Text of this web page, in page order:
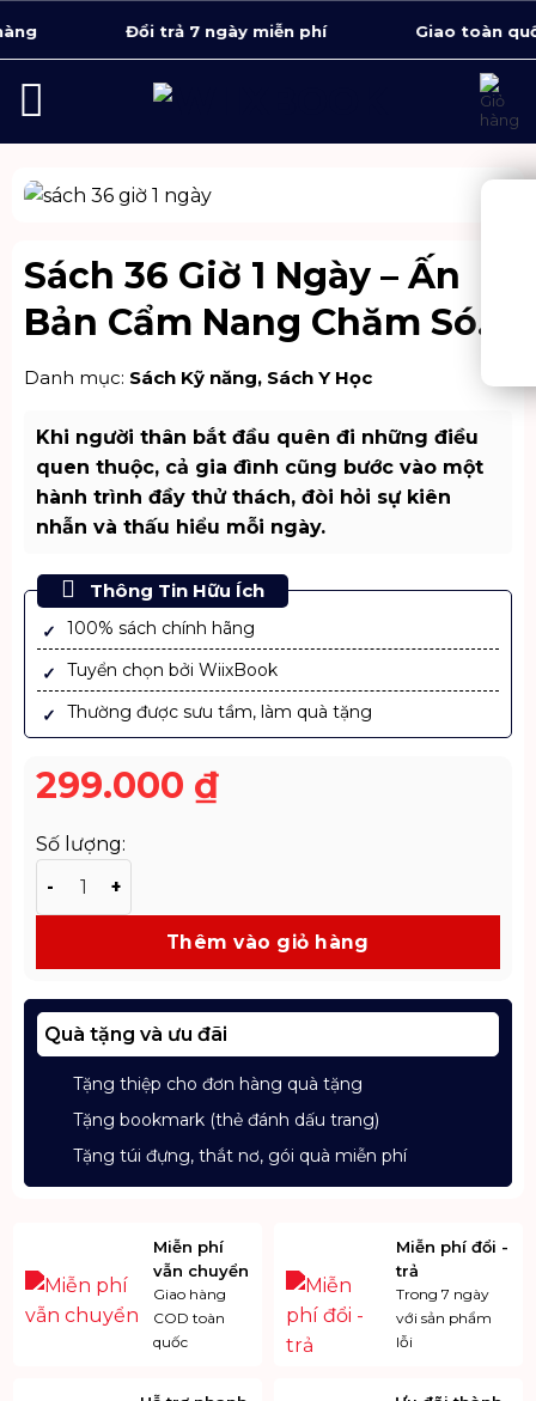
qua
Đổi trả 7 ngày miễn phí Giao toàn quốc 1
Sách 36 Giờ 1 Ngày – Ấn
Bản Cẩm Nang Chăm Sóc
Alzheimer
Danh mục: Sách Kỹ năng, Sách Y Học
Khi người thân bắt đầu quên đi những điều
quen thuộc, cả gia đình cũng bước vào một
hành trình đầy thử thách, đòi hỏi sự kiên
nhẫn và thấu hiểu mỗi ngày.
Thông Tin Hữu Ích
100% sách chính hãng
Tuyển chọn bởi WiixBook
Thường được sưu tầm, làm quà tặng
299.000 ₫
Số lượng:
Thêm vào giỏ hàng
Quà tặng và ưu đãi
Tặng thiệp cho đơn hàng quà tặng
Tặng bookmark (thẻ đánh dấu trang)
Tặng túi đựng, thắt nơ, gói quà miễn phí
Miễn phí
vẫn chuyển
Giao hàng
COD toàn
quốc
Miễn phí đổi -
trả
Trong 7 ngày
với sản phẩm
lỗi